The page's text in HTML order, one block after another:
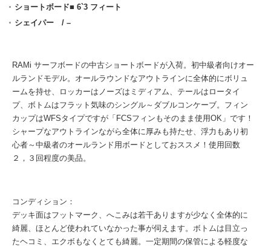
ショートボード■ 6`3 フィート
シェイパー / –
RAMi サーフボードの中古ショートボードが入荷。初中級者向けオー
ルランドモデル。オールラウンドなアウトラインに全体的にボリュ
ームを持せ、ロッカーはノーズはミディアム、テールはロータイ
プ、ボトムはフラット気味のシングル～ダブルコンケーブ。フィン
カップはWFSタイプですが「FCSフィンもそのまま使用OK」です！
シャープなアウトラインながら全体に厚みも持たせ、浮力もあり初
心者～中級者のオールランド用ボードとしておススメ！使用回数
２，３回程度の美品。
コンディション：
デッキ面はフットマーク、へこみは若干ありますが少なく全体的に
綺麗、ほとんど使われていなかった事が伺えます。ボトムは目立っ
たヘコミ、エクボもなくとても綺麗。一定期間の保管による軽度な